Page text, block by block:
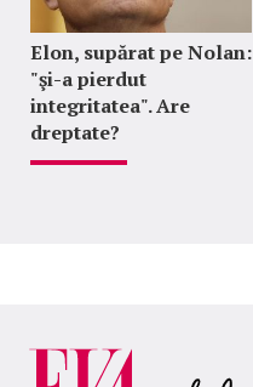
Elon, supărat pe Nolan:
"şi-a pierdut
integritatea". Are
dreptate?